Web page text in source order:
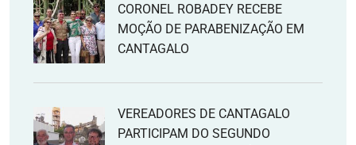
CORONEL ROBADEY RECEBE
MOÇÃO DE PARABENIZAÇÃO EM
CANTAGALO
VEREADORES DE CANTAGALO
PARTICIPAM DO SEGUNDO